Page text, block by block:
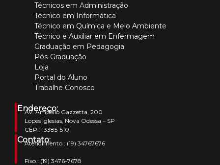
Técnicos em Administração
Técnico em Informática
Técnico em Química e Meio Ambiente
Técnico e Auxiliar em Enfermagem
Graduação em Pedagogia
Pós-Graduação
Loja
Portal do Aluno
Trabalhe Conosco
Endereço:
Av. Ampélio Gazzetta, 200
Lopes Iglesias, Nova Odessa – SP
CEP.: 13385-510
Contato:
Atendimento.: (19) 34767676
Fixo.: (19) 3476-7678